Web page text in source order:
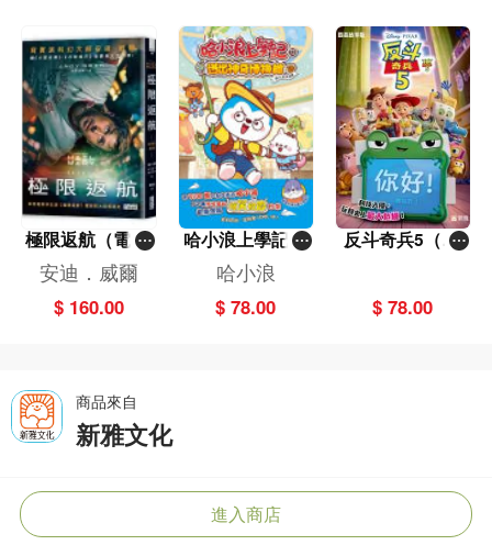
極限返航（電影
書衣典藏版）
（獨家收錄作者
訪談）
安迪．威爾
$ 160.00
哈小浪上學記(1
3)——逃出神奇
博物館
哈小浪
$ 78.00
反斗奇兵5（圖
$ 78.00
商品來自
新雅文化
進入商店